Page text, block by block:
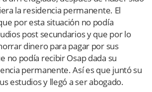
la residencia permanente. El
por esta situación no podía
post secundarios y que por lo
dinero para pagar por sus
no podía recibir Osap dada su
permanente. Así es que juntó su
estudios y llegó a ser abogado.